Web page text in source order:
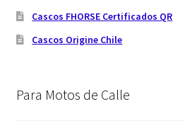
Cascos FHORSE Certificados QR
Cascos Origine Chile
Para Motos de Calle